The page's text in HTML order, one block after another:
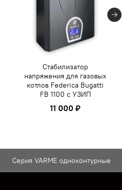
Стабилизатор
напряжения для газовых
котлов Federica Bugatti
FB 1100 с УЗИП
11 000 ₽
Серия VARME одноконтурные